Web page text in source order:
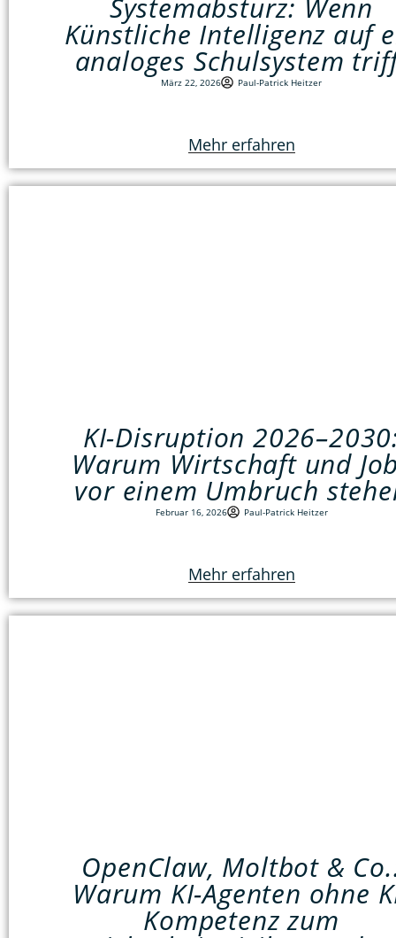
Systemabsturz: Wenn
Künstliche Intelligenz auf
analoges Schulsystem
März 22, 2026 Paul-Patrick Heitzer
Mehr erfahren
KI-Disruption
Warum Wirtschaft und
vor einem Umbruch
Februar 16, 2026 Paul-Patrick Heitzer
Mehr erfahren
OpenClaw, Moltbot &
Warum KI-Agenten ohne
Kompetenz zum